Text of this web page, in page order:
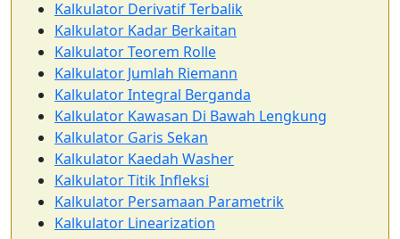
Kalkulator Derivatif Terbalik
Kalkulator Kadar Berkaitan
Kalkulator Teorem Rolle
Kalkulator Jumlah Riemann
Kalkulator Integral Berganda
Kalkulator Kawasan Di Bawah Lengkung
Kalkulator Garis Sekan
Kalkulator Kaedah Washer
Kalkulator Titik Infleksi
Kalkulator Persamaan Parametrik
Kalkulator Linearization